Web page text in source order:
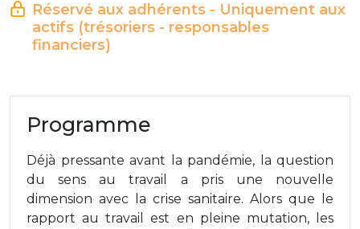
Réservé aux adhérents - Uniquement aux
actifs (trésoriers - responsables
financiers)
Programme
Déjà pressante avant la pandémie, la question
du sens au travail a pris une nouvelle
dimension avec la crise sanitaire. Alors que le
rapport au travail est en pleine mutation, les